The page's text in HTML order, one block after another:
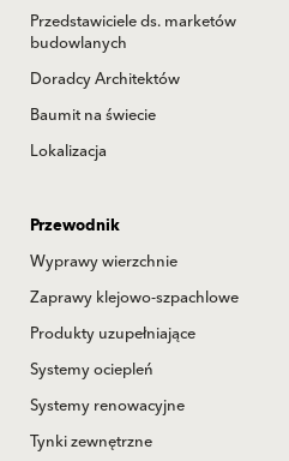
Przedstawiciele ds. marketów
budowlanych
Doradcy Architektów
Baumit na świecie
Lokalizacja
Przewodnik
Wyprawy wierzchnie
Zaprawy klejowo-szpachlowe
Produkty uzupełniające
Systemy ociepleń
Systemy renowacyjne
Tynki zewnętrzne